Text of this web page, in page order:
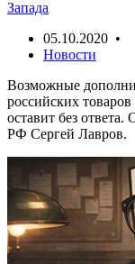
Запада
05.10.2020 •
Новости
Возможные
российских
оставит без
РФ Сергей Лавров.